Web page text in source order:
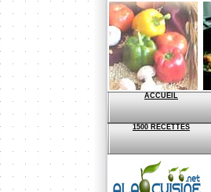
ACCUEIL
1500 RECETTES